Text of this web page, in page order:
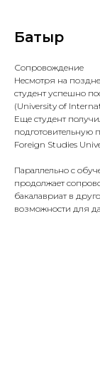
Батыр
Сопровождение
Несмотря на
студент успешно
(University of
Еще студент
подготовительную
Foreign Studies
Параллельно с
продолжает
бакалавриат в
возможности для